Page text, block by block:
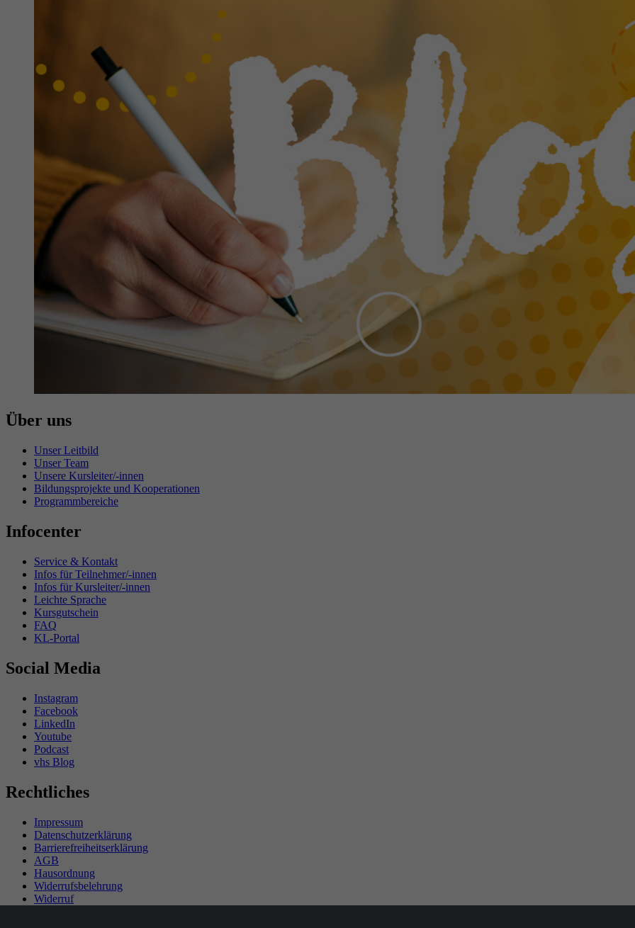
Über uns
Unser Leitbild
Unser Team
Unsere Kursleiter/-innen
Bildungsprojekte und Kooperationen
Programmbereiche
Infocenter
Service & Kontakt
Infos für Teilnehmer/-innen
Infos für Kursleiter/-innen
Leichte Sprache
Kursgutschein
FAQ
KL-Portal
Social Media
Instagram
Facebook
LinkedIn
Youtube
Podcast
vhs Blog
Rechtliches
Impressum
Datenschutzerklärung
Barrierefreiheitserklärung
AGB
Hausordnung
Widerrufsbelehrung
Widerruf